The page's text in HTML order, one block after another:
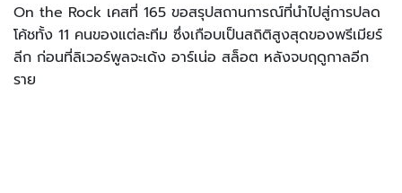
On the Rock เคสที่ 165 ขอสรุปสถานการณ์ที่นำไปสู่การปลด
โค้ชทั้ง 11 คนของแต่ละทีม ซึ่งเกือบเป็นสถิติสูงสุดของพรีเมียร์
ลีก ก่อนที่ลิเวอร์พูลจะเด้ง อาร์เน่อ สล็อต หลังจบฤดูกาลอีก
ราย